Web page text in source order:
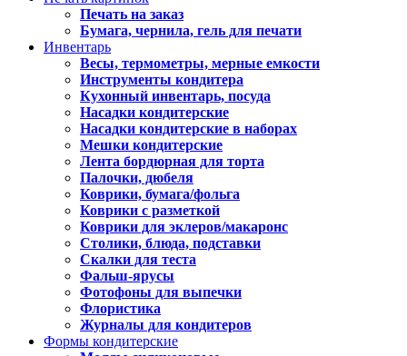
Печать на заказ
Бумага, чернила, гель для печати
Инвентарь
Весы, термометры, мерные емкости
Инструменты кондитера
Кухонный инвентарь, посуда
Насадки кондитерские
Насадки кондитерские в наборах
Мешки кондитерские
Лента бордюрная для торта
Палочки, дюбеля
Коврики, бумага/фольга
Коврики с разметкой
Коврики для эклеров/макаронс
Столики, блюда, подставки
Скалки для теста
Фальш-ярусы
Фотофоны для выпечки
Флористика
Журналы для кондитеров
Формы кондитерские